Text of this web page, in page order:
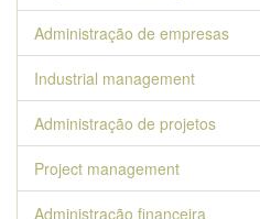
Administração de empresas
Industrial management
Administração de projetos
Project management
Administração financeira